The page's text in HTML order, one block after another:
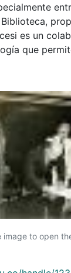
es un
que
image to open